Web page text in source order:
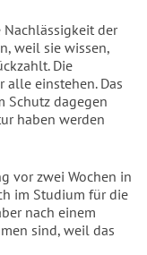
der
weil sie wissen,
Die
alle einstehen. Das
Schutz dagegen
haben werden
vor zwei Wochen in
im Studium für die
nach einem
sind, weil das